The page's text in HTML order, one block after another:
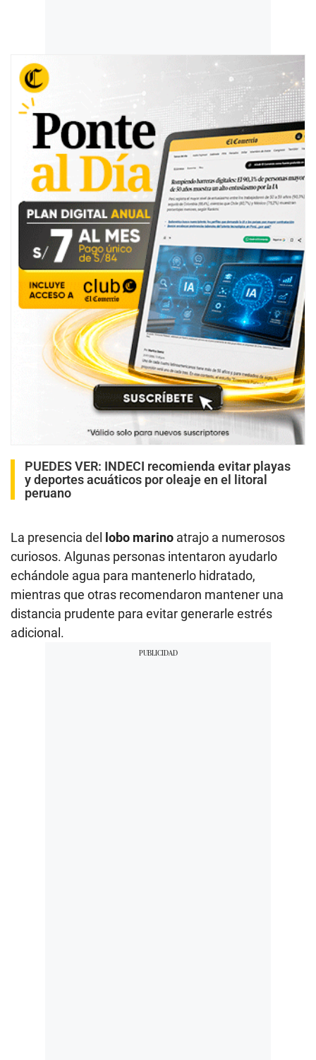
PUEDES VER: INDECI recomienda evitar playas
y deportes acuáticos por oleaje en el litoral
peruano
La presencia del lobo marino atrajo a numerosos
curiosos. Algunas personas intentaron ayudarlo
echándole agua para mantenerlo hidratado,
mientras que otras recomendaron mantener una
distancia prudente para evitar generarle estrés
adicional.